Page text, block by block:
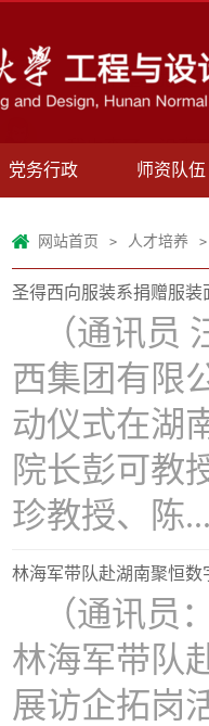
党务行政 师资队伍
网站首页 > 人才培养 >
圣得西向服装系捐赠服装
（通讯员
西集团有限
动仪式在湖
院长彭可教
珍教授、陈
林海军带队赴湖南聚恒
（通讯员
林海军带队
展访企拓岗